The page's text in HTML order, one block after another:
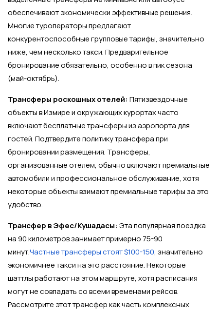
обеспечивают экономически эффективные решения.
Многие туроператоры предлагают
конкурентоспособные групповые тарифы, значительно
ниже, чем несколько такси. Предварительное
бронирование обязательно, особенно в пик сезона
(май-октябрь).
Трансферы роскошных отелей: Пятизвездочные
объекты в Измире и окружающих курортах часто
включают бесплатные трансферы из аэропорта для
гостей. Подтвердите политику трансфера при
бронировании размещения. Трансферы,
организованные отелем, обычно включают премиальные
автомобили и профессиональное обслуживание, хотя
некоторые объекты взимают премиальные тарифы за это
удобство.
Трансфер в Эфес/Кушадасы: Эта популярная поездка
на 90 километров занимает примерно 75-90
минут.Частные трансферы стоят $100-150, значительно
экономичнее такси на это расстояние. Некоторые
шаттлы работают на этом маршруте, хотя расписания
могут не совпадать со всеми временами рейсов.
Рассмотрите этот трансфер как часть комплексных